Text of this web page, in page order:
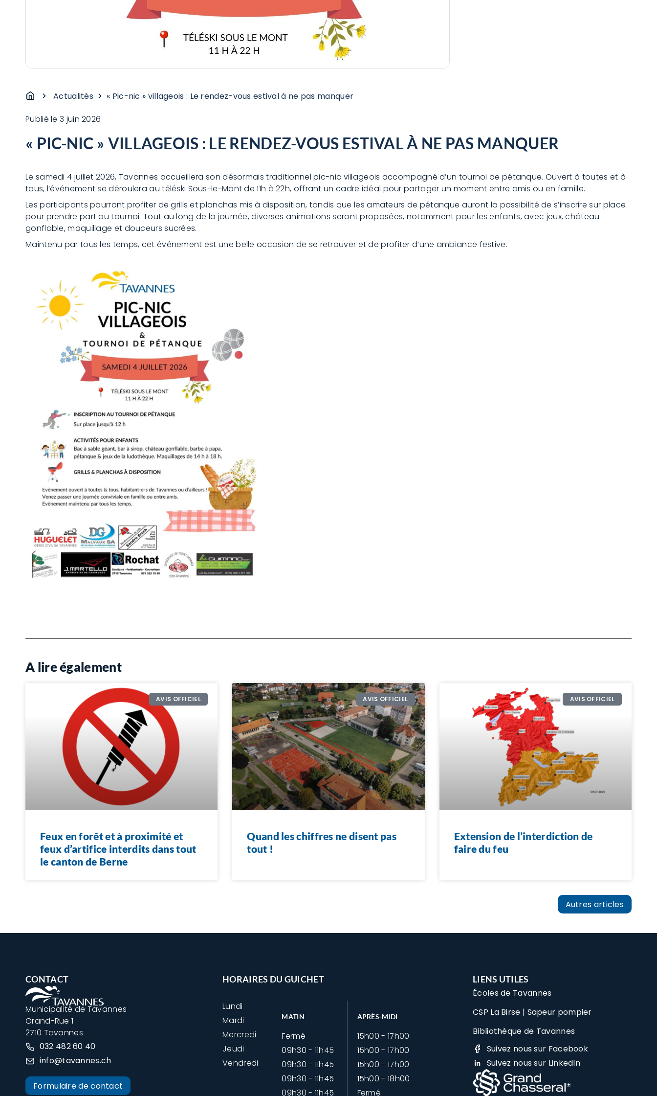
Actualités « Pic-nic » villageois : Le rendez-vous estival à ne pas manquer
Publié le 3 juin 2026
« PIC-NIC » VILLAGEOIS : LE RENDEZ-VOUS ESTIVAL À NE PAS MANQUER
Le samedi 4 juillet 2026, Tavannes accueillera son désormais traditionnel pic-nic villageois accompagné d’un tournoi de pétanque. Ouvert à toutes et à
tous, l’événement se déroulera au téléski Sous-le-Mont de 11h à 22h, offrant un cadre idéal pour partager un moment entre amis ou en famille.
Les participants pourront profiter de grills et planchas mis à disposition, tandis que les amateurs de pétanque auront la possibilité de s’inscrire sur place
pour prendre part au tournoi. Tout au long de la journée, diverses animations seront proposées, notamment pour les enfants, avec jeux, château
gonflable, maquillage et douceurs sucrées.
Maintenu par tous les temps, cet événement est une belle occasion de se retrouver et de profiter d’une ambiance festive.
A lire également
AVIS OFFICIEL
Feux en forêt et à proximité et
feux d’artifice interdits dans tout
le canton de Berne
AVIS OFFICIEL
Quand les chiffres ne disent pas
tout !
AVIS OFFICIEL
Extension de l’interdiction de
faire du feu
Autres articles
CONTACT
Municipalité de Tavannes
Grand-Rue 1
2710 Tavannes
032 482 60 40
info@tavannes.ch
Formulaire de contact
HORAIRES DU GUICHET
Lundi
Mardi
Mercredi
Jeudi
Vendredi
MATIN
Fermé
09h30 - 11h45
09h30 - 11h45
09h30 - 11h45
09h30 - 11h45
APRÈS-MIDI
15h00 - 17h00
15h00 - 17h00
15h00 - 17h00
15h00 - 18h00
Fermé
LIENS UTILES
Écoles de Tavannes
CSP La Birse | Sapeur pompier
Bibliothèque de Tavannes
Suivez nous sur Facebook
Suivez nous sur LinkedIn